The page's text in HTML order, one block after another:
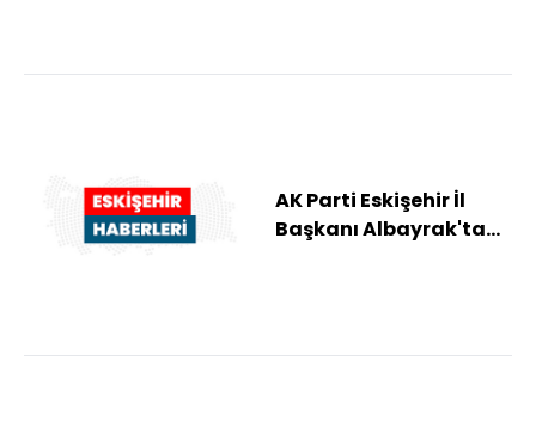
AK Parti Eskişehir İl
Başkanı Albayrak'tan